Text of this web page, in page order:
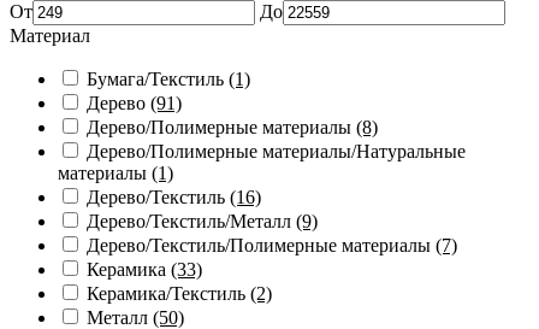
От
До
Материал
Бумага/Текстиль (1)
Дерево (91)
Дерево/Полимерные материалы (8)
Дерево/Полимерные материалы/Натуральные
материалы (1)
Дерево/Текстиль (16)
Дерево/Текстиль/Металл (9)
Дерево/Текстиль/Полимерные материалы (7)
Керамика (33)
Керамика/Текстиль (2)
Металл (50)